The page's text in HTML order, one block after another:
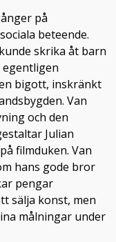
på
beteende.
skrika åt barn
bigott, inskränkt
Van
och den
Julian
filmduken. Van
hans gode bror
pengar
sälja konst, men
målningar under